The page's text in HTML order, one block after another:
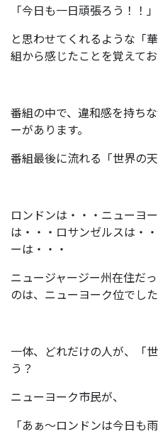
「今日も一日頑張ろう！！」
と思わせてくれるような「
組から感じたことを覚えてお
番組の中で、違和感を持ち
ーがあります。
番組最後に流れる「世界の天
ロンドンは・・・ニューヨ
は・・・ロサンゼルスは・
ーは・・・
ニュージャージー州在住だ
のは、ニューヨーク位でした
一体、どれだけの人が、「
う？
ニューヨーク市民が、
「あぁ～ロンドンは今日も